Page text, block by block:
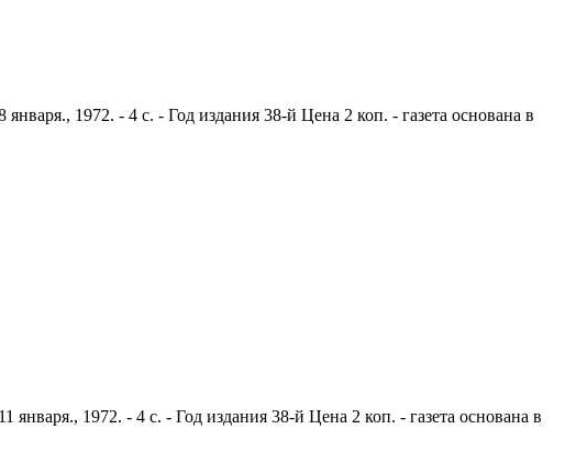
1972. - 4 с. - Год издания 38-й Цена 2 коп. - газета основана в
1972. - 4 с. - Год издания 38-й Цена 2 коп. - газета основана в